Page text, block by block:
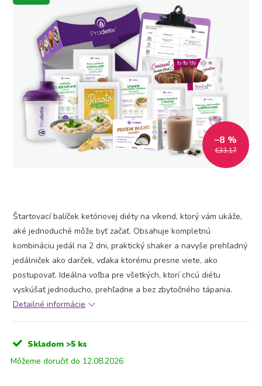
€33,17
–8 %
Štartovací balíček ketónovej diéty na víkend, ktorý vám ukáže,
aké jednoduché môže byť začať. Obsahuje kompletnú
kombináciu jedál na 2 dni, praktický shaker a navyše prehľadný
jedálniček ako darček, vďaka ktorému presne viete, ako
postupovať. Ideálna voľba pre všetkých, ktorí chcú diétu
vyskúšať jednoducho, prehľadne a bez zbytočného tápania.
Detailné informácie
Skladom >5 ks
12.08.2026